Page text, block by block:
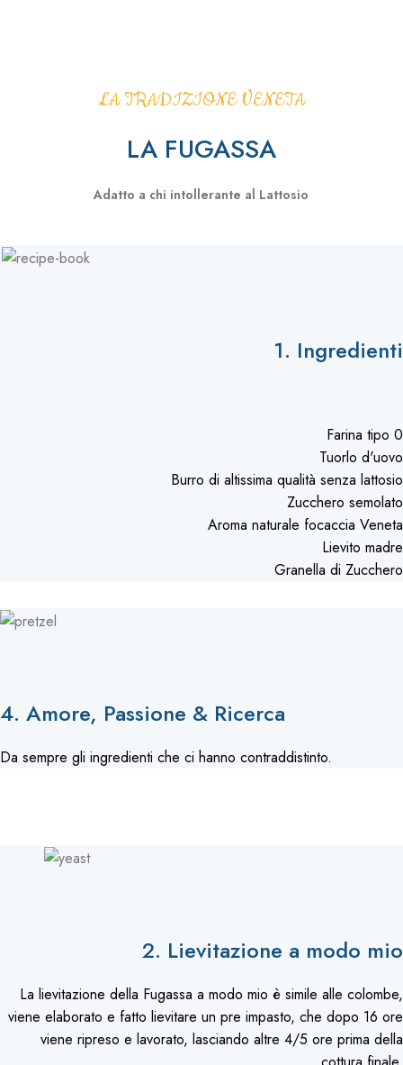
LA TRADIZIONE VENETA
LA FUGASSA
Adatto a chi intollerante al Lattosio
1. Ingredienti
Farina tipo 0
Tuorlo d'uovo
Burro di altissima qualità senza lattosio
Zucchero semolato
Aroma naturale focaccia Veneta
Lievito madre
Granella di Zucchero
4. Amore, Passione & Ricerca
Da sempre gli ingredienti che ci hanno contraddistinto.
2. Lievitazione a modo mio
La lievitazione della Fugassa a modo mio è simile alle colombe,
viene elaborato e fatto lievitare un pre impasto, che dopo 16 ore
viene ripreso e lavorato, lasciando altre 4/5 ore prima della